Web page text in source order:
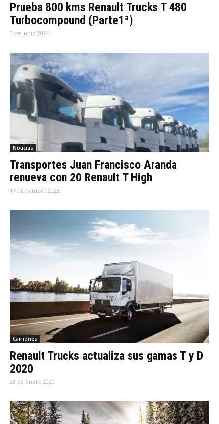
Prueba 800 kms Renault Trucks T 480
Turbocompound (Parte1ª)
3 de junio 2024
Noticias
Transportes Juan Francisco Aranda
renueva con 20 Renault T High
17 de octubre 2023
Camiones
Renault Trucks actualiza sus gamas T y D
2020
23 de enero 2020